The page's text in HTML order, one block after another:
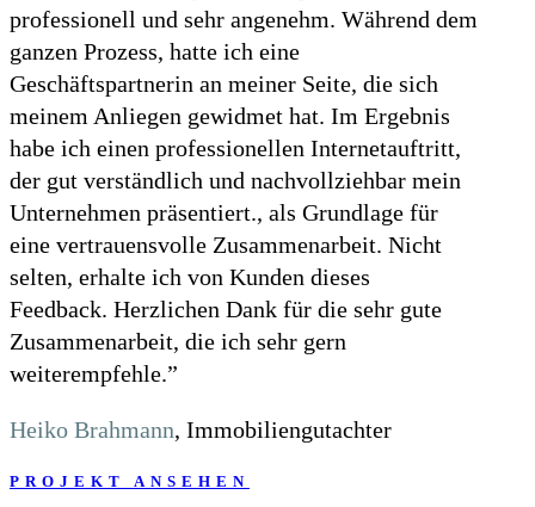
professionell und sehr angenehm. Während dem
ganzen Prozess, hatte ich eine
Geschäftspartnerin an meiner Seite, die sich
meinem Anliegen gewidmet hat. Im Ergebnis
habe ich einen professionellen Internetauftritt,
der gut verständlich und nachvollziehbar mein
Unternehmen präsentiert., als Grundlage für
eine vertrauensvolle Zusammenarbeit. Nicht
selten, erhalte ich von Kunden dieses
Feedback. Herzlichen Dank für die sehr gute
Zusammenarbeit, die ich sehr gern
weiterempfehle.”
Heiko Brahmann, Immobiliengutachter
PROJEKT ANSEHEN